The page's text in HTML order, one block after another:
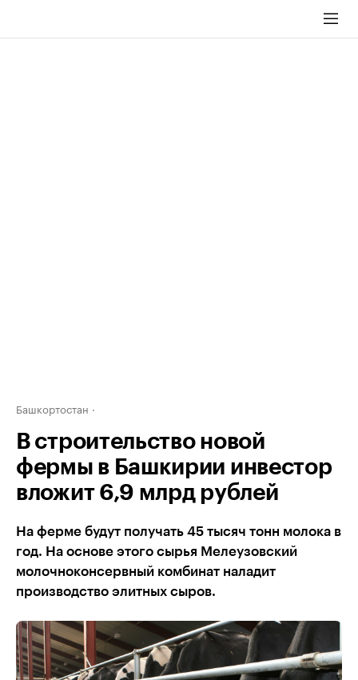
Башкортостан
В строительство новой
фермы в Башкирии инвестор
вложит 6,9 млрд рублей
На ферме будут получать 45 тысяч тонн молока в
год. На основе этого сырья Мелеузовский
молочноконсервный комбинат наладит
производство элитных сыров.